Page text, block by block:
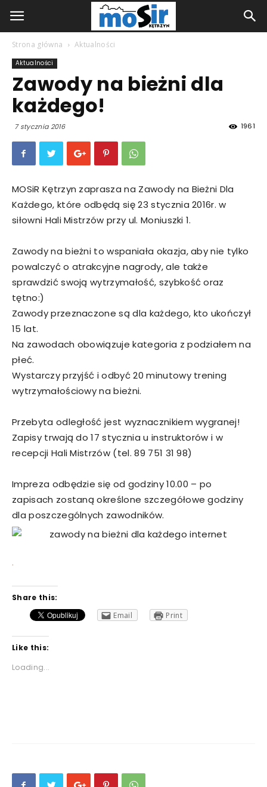
Strona główna Aktualności
Aktualności
Zawody na bieżni dla
każdego!
7 stycznia 2016 1961
MOSiR Kętrzyn zaprasza na Zawody na Bieżni Dla
Każdego, które odbędą się 23 stycznia 2016r. w
siłowni Hali Mistrzów przy ul. Moniuszki 1.
Zawody na bieżni to wspaniała okazja, aby nie tylko
powalczyć o atrakcyjne nagrody, ale także
sprawdzić swoją wytrzymałość, szybkość oraz
tętno:)
Zawody przeznaczone są dla każdego, kto ukończył
15 lat.
Na zawodach obowiązuje kategoria z podziałem na
płeć.
Wystarczy przyjść i odbyć 20 minutowy trening
wytrzymałościowy na bieżni.
Przebyta odległość jest wyznacznikiem wygranej!
Zapisy trwają do 17 stycznia u instruktorów i w
recepcji Hali Mistrzów (tel. 89 751 31 98)
Impreza odbędzie się od godziny 10.00 – po
zapisach zostaną określone szczegółowe godziny
dla poszczególnych zawodników.
.
Share this:
Email
Print
Like this:
Loading...